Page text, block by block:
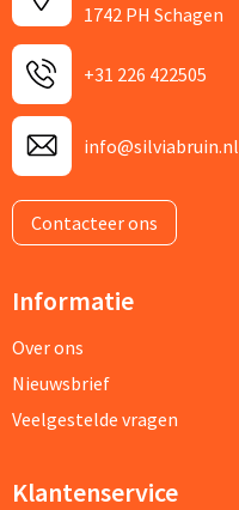
1742 PH Schagen
+31 226 422505
info@silviabruin.nl
Contacteer ons
Informatie
Over ons
Nieuwsbrief
Veelgestelde vragen
Klantenservice